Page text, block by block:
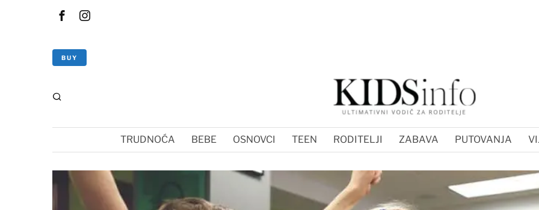
BUY
TRUDNOĆA BEBE OSNOVCI TEEN RODITELJI ZABAVA PUTOVANJA